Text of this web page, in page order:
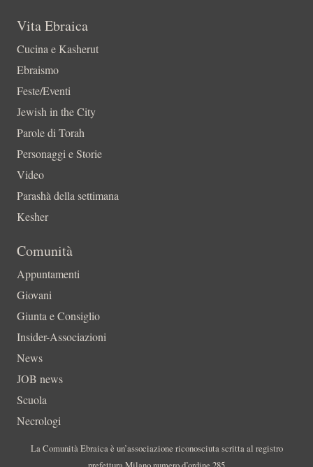
Vita Ebraica
Cucina e Kasherut
Ebraismo
Feste/Eventi
Jewish in the City
Parole di Torah
Personaggi e Storie
Video
Parashà della settimana
Kesher
Comunità
Appuntamenti
Giovani
Giunta e Consiglio
Insider-Associazioni
News
JOB news
Scuola
Necrologi
La Comunità Ebraica è un’associazione riconosciuta scritta al registro